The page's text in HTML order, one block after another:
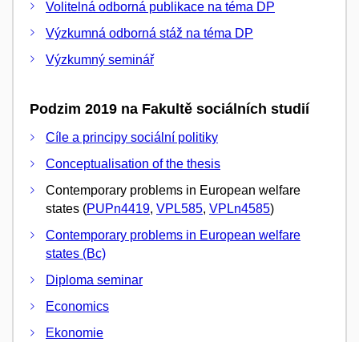
Volitelná odborná publikace na téma DP
Výzkumná odborná stáž na téma DP
Výzkumný seminář
Podzim 2019 na Fakultě sociálních studií
Cíle a principy sociální politiky
Conceptualisation of the thesis
Contemporary problems in European welfare
states (PUPn4419, VPL585, VPLn4585)
Contemporary problems in European welfare
states (Bc)
Diploma seminar
Economics
Ekonomie